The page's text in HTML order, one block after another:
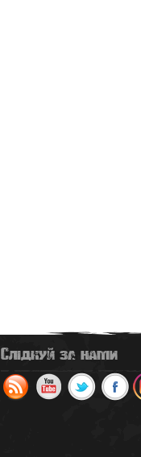
Слідкуй за нами